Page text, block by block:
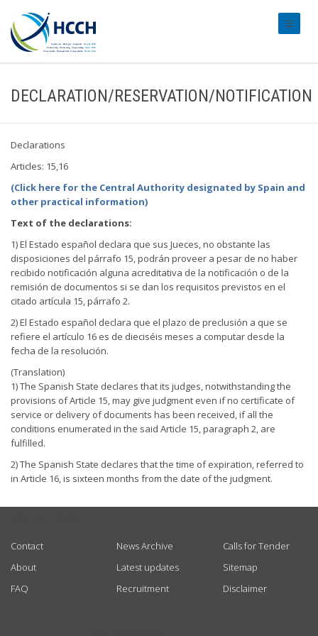
DECLARATION/RESERVATION/NOTIFICATION
Declarations
Articles: 15,16
(Click here for the Central Authority designated by Spain and
other practical information)
Text of the declarations:
1) El Estado español declara que sus Jueces, no obstante las
disposiciones del párrafo 15, podrán proveer a pesar de no haber
recibido notificación alguna acreditativa de la notificación o de la
remisión de documentos si se dan los requisitos previstos en el
citado artícula 15, párrafo 2.
2) El Estado español declara que el plazo de preclusión a que se
refiere el artículo 16 es de dieciséis meses a computar desde la
fecha de la resolución.
(Translation)
1) The Spanish State declares that its judges, notwithstanding the
provisions of Article 15, may give judgment even if no certificate of
service or delivery of documents has been received, if all the
conditions enumerated in the said Article 15, paragraph 2, are
fulfilled.
2) The Spanish State declares that the time of expiration, referred to
in Article 16, is sixteen months from the date of the judgment.
Contact
About
FAQ
News Archive
Latest updates
Recruitment
Calls for Tender
Sitemap
Disclaimer